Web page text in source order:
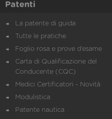
Patenti
La patente di guida
Tutte le pratiche
Foglio rosa e prove d’esame
Carta di Qualificazione del
Conducente (CQC)
Medici Certificatori - Novità
Modulistica
Patente nautica